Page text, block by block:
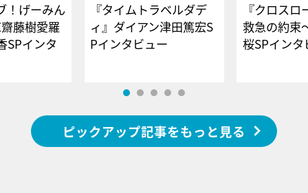
！げーみん
藤樹愛羅
SPインタ
『タイムトラベルダデ
ィ』ダイアン津田篤宏S
Pインタビュー
『クロス
救急の約束
桜SPイ
ピックアップ記事をもっと見る